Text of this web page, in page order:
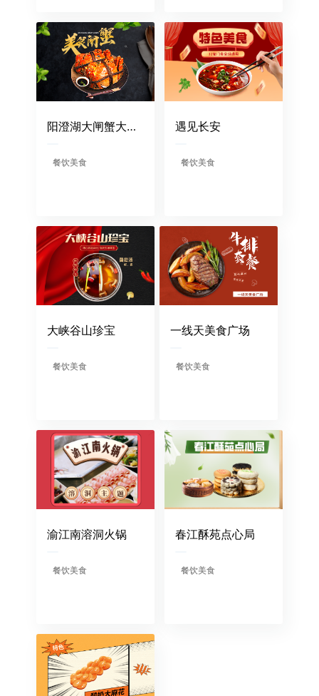
阳澄湖大闸蟹大连海参直营店
餐饮美食
遇见长安
餐饮美食
大峡谷山珍宝
餐饮美食
一线天美食广场
餐饮美食
渝江南溶洞火锅
餐饮美食
春江酥苑点心局
餐饮美食